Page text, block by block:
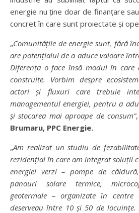
energie nu ține doar de finanțare
concret în care sunt proiectate și
„Comunitățile de energie sunt, fără î
are potențialul de a aduce valoare î
Diferența o face însă modulîn care
construite. Vorbim despre
actoriși fluxuri care trebuie
managementul energiei, pentru a
și stocarea mai aproape de consum”
Brumaru, PPC Energie.
„Am realizat un studiu de
rezidențial în care am integrat soluții
energiei verzi–pompe de căldură
panouri solare termice,
geotermale–organizateîn centre
deserveauîntre 10și 50 de locuințe.